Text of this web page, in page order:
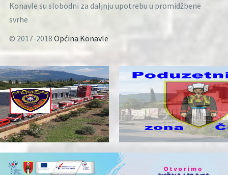
Konavle su slobodni za daljnju upotrebu u promidžbene
svrhe
© 2017-2018 Općina Konavle